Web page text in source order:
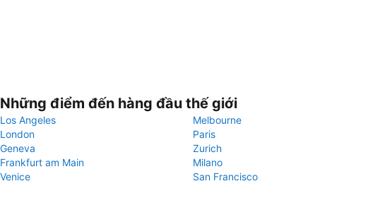
Những điểm đến hàng đầu thế giới
Los Angeles
Melbourne
London
Paris
Geneva
Zurich
Frankfurt am Main
Milano
Venice
San Francisco